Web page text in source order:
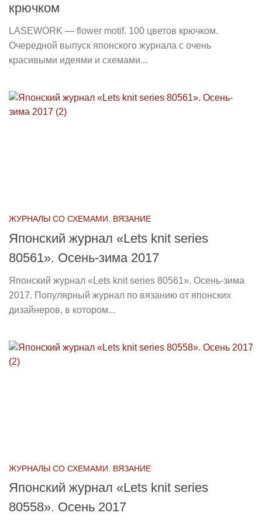
крючком
LASEWORK — flower motif. 100 цветов крючком.
Очередной выпуск японского журнала с очень
красивыми идеями и схемами...
ЖУРНАЛЫ СО СХЕМАМИ. ВЯЗАНИЕ
Японский журнал «Lets knit series
80561». Осень-зима 2017
Японский журнал «Lets knit series 80561». Осень-зима
2017. Популярный журнал по вязанию от японских
дизайнеров, в котором...
ЖУРНАЛЫ СО СХЕМАМИ. ВЯЗАНИЕ
Японский журнал «Lets knit series
80558». Осень 2017